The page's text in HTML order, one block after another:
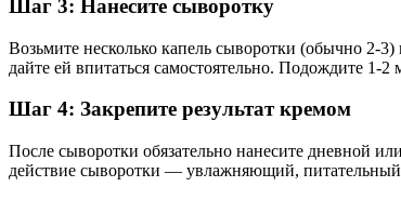
Шаг 3: Нанесите сыворотку
Возьмите несколько капель сыворотки (обычно 2-
дайте ей впитаться самостоятельно. Подождите 1-
Шаг 4: Закрепите результат кремом
После сыворотки обязательно нанесите дневной
действие сыворотки — увлажняющий, питательный